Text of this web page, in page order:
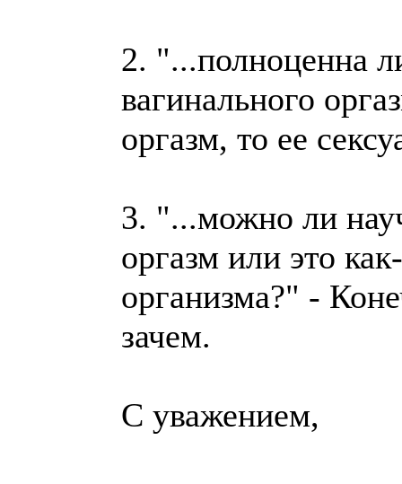
2. "...полноценна
вагинального
оргазм, то ее
3. "...можно ли
оргазм или это
организма?" -
зачем.
С уважением,